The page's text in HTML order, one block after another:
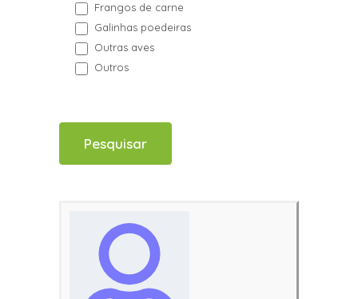
Frangos de carne
Galinhas poedeiras
Outras aves
Outros
Pesquisar